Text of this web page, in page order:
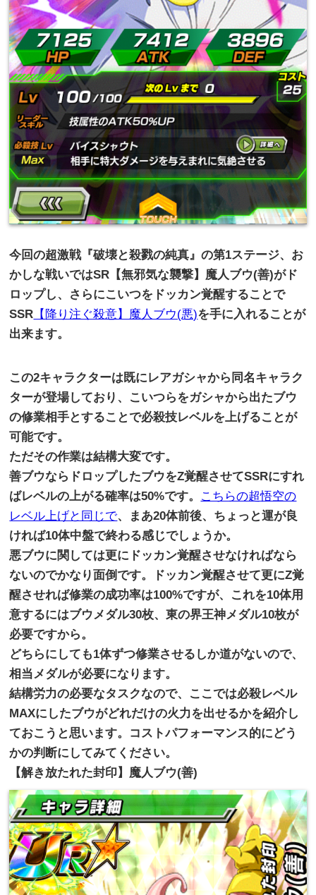
今回の超激戦『破壊と殺戮の純真』の第1ステージ、 お
かしな戦いではSR【無邪気な襲撃】魔人ブウ(善)がド
ロップし、さらにこいつをドッカン覚醒することで
SSR 【 降り注ぐ殺意】魔人ブウ(悪)を手に入れることが
出来ます。
この2キャラクターは既にレアガシャから同名キャラク
ターが登場しており、 こいつらをガシャから出たブウ
の修業相手とすることで必殺技レベルを上げることが
可能です。
ただその作業は結構大変です。
善ブウならドロップしたブウをZ覚醒させてSSRにすれ
ばレベルの上がる確率は50%です。 こちらの超悟空の
レベル上げと同じで、まあ20体前後、 ちょっと運が良
ければ10体中盤で終わる感じでしょうか。
悪ブウに関しては更にドッカン覚醒させなければなら
ないのでかなり面倒です。
ドッカン覚醒させて更にZ覚
醒させれば修業の成功率は100%ですが、これを10体用
意するにはブウメダル30枚、東の界王神メダル10枚が
必要ですから。
どちらにしても1体ずつ修業させるしか道がないので、
相当メダルが必要になります。
結構労力の必要なタスクなので、 ここでは必殺レベル
MAXにしたブウがどれだけの火力を出せるかを紹介し
ておこうと思います。 コストパフォーマンス的にどう
かの判断にしてみてください。
【解き放たれた封印】魔人ブウ(善)